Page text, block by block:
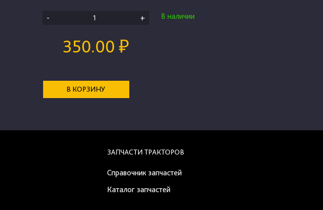
- + В наличии
350.00 ₽
В КОРЗИНУ
ЗАПЧАСТИ ТРАКТОРОВ
Справочник запчастей
Каталог запчастей